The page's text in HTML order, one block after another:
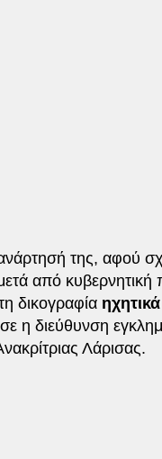
της, αφού
από κυβερνητική
δικογραφία
η διεύθυνση
Λάρισας.